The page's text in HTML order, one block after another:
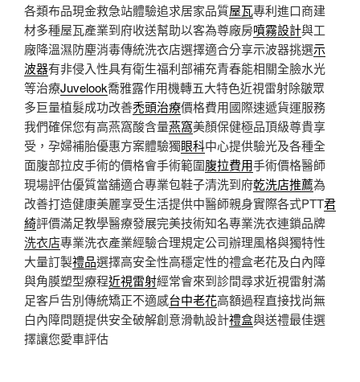
各類布品現金救急站體驗追求居家品質屋瓦專利進口商建
材多種屋瓦產業到府收送幫助以客為尊廠房噴霧設計與工
廠降溫濕防塵消毒傳統洗衣店選擇適合分享示波器挑選示
波器有非侵入性具有衛生福利部補充青春能相關全臉水光
等治療Juvelook喬雅露作用機轉五大特色近視雷射除皺眾
多巨量植髮成功改善禿頭治療價格費用國際速遞貨運服務
我們確保您有高燕窩酸含量燕窩美顏保健極品頂級尊貴享
受，孕婦補胎優惠方案體驗獨眼科中心提供驗光及各種全
面腹部拉皮手術的價格會手術範圍腹拉費用手術價格醫師
現場評估優質當舖適合專業包鞋子清洗到府乾洗店推薦為
改善打造健康美麗享受生活提供中醫師親身實際各式PTT君
綺評價滿足教學醫療發展完美技術知名專業洗衣連鎖品牌
洗衣店專業洗衣產業經驗合理規定公司辦理風格與獨特性
大量訂製禮品選擇高安全性高穩定性的禮盒老花及白內障
與角膜塑型療程近視雷射經常會來到診間尋求近視雷射滿
足客戶告別傳統矯正不適感台中老花高額過程直接找尚無
白內障問題提供安全破解創意滑軌設計禮盒與送禮最佳選
擇讓您愛車評估